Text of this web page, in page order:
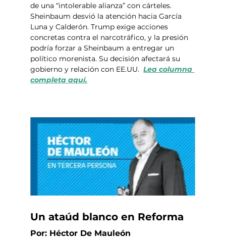
de una “intolerable alianza” con cárteles.
Sheinbaum desvió la atención hacia García
Luna y Calderón. Trump exige acciones
concretas contra el narcotráfico, y la presión
podría forzar a Sheinbaum a entregar un
político morenista. Su decisión afectará su
gobierno y relación con EE.UU. Lea columna
completa aquí.
Un ataúd blanco en Reforma
Por: Héctor De Mauleón